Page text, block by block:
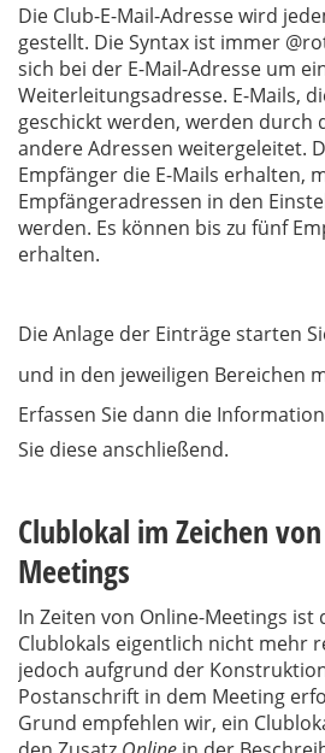
Die Club-E-Mail-Adresse wird
gestellt. Die Syntax ist immer
sich bei der E-Mail-Adresse um
Weiterleitungsadresse. E-Mails,
geschickt werden, werden durch
andere Adressen weitergeleitet.
Empfänger die E-Mails erhalten,
Empfängeradressen in den
werden. Es können bis zu fünf
erhalten.
Die Anlage der Einträge starten
und in den jeweiligen Bereichen
Erfassen Sie dann die
Sie diese anschließend.
Clublokal im Zeichen
Meetings
In Zeiten von Online-Meetings ist
Clublokals eigentlich nicht mehr
jedoch aufgrund der
Postanschrift in dem Meeting
Grund empfehlen wir, ein